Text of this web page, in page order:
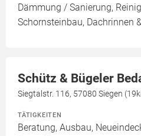
Dämmung / Sanierung,
Schornsteinbau, Dachrinnen
Schütz & Bügeler
Siegtalstr. 116, 57080 Siegen
TÄTIGKEITEN
Beratung, Ausbau,